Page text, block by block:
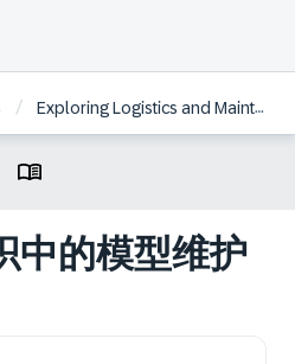
/ Exploring Logistics and Maintenance in SAP S/4HANA Defense & Security | ZH
中的模型维护